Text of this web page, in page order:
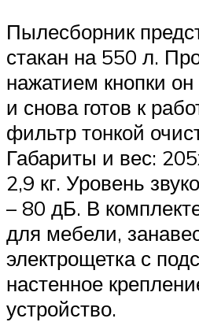
Пылесборник
стакан на 550 л.
нажатием кнопки
и снова готов к
фильтр тонкой
Габариты и вес:
2,9 кг. Уровень
– 80 дБ. В
для мебели,
электрощетка с
настенное
устройство.